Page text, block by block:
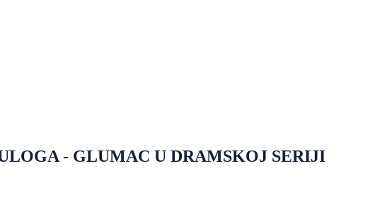
- GLUMAC U DRAMSKOJ SERIJI